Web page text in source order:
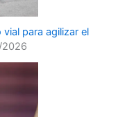
para agilizar el